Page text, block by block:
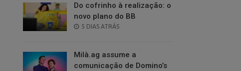
Do cofrinho à realização: o
novo plano do BB
POSTED
5 DIAS ATRÁS
Milà.ag assume a
comunicação de Domino’s